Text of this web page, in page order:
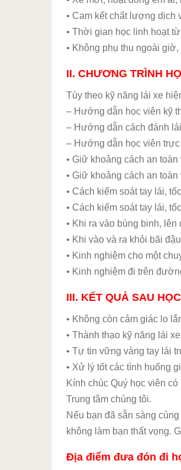
• Cam kết chất lượng dịch
• Thời gian học linh hoạt
• Không phụ thu ngoài
II. CHƯƠNG TRÌNH
Tùy theo kỹ năng lái xe
– Hướng dẫn học viên kỹ
– Hướng dẫn cách đánh
– Hướng dẫn học viên
• Giữ khoảng cách an
• Giữ khoảng cách an
• Cách kiểm soát tay lái,
• Cách kiểm soát tay lái,
• Khi ra vào bùng binh,
• Khi vào và ra khỏi bãi
• Kinh nghiệm cho một
• Kinh nghiệm đi trên
III. KẾT QUẢ SAU HỌC
• Không còn cảm giác lo
• Thành thạo kỹ năng lái
• Tự tin vững vàng tay lái
• Xử lý tốt các tình huống
Kính chúc Quý học viên
Trung tâm chúng tôi.
Nếu bạn đã sẵn sàng
không làm bạn thất vọng.
Địa điểm đưa đón đi